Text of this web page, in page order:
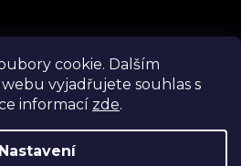
cookie. Dalším
vyjadřujete souhlas s
informací zde.
Nastavení